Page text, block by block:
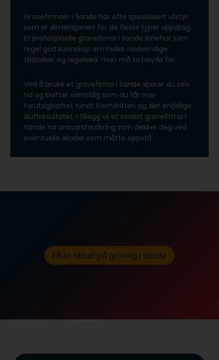
Gravefirmaer i Sande har ofte spesialisert utstyr
som er dimensjonert for de fleste typer oppdrag.
Et profesjonelle gravefirma i Sande innehar som
regel god kunnskap om hvilke nødvendige
tillatelser og regelverk man må ta høyde for.
Ved å bruke et gravefirma i Sande sparer du selv
tid og krefter samtidig som du får mer
forutsigbarhet rundt fremdriften og det endelige
sluttresultatet. I tillegg vil et seriøst gravefirma i
Sande ha ansvarsforsikring som dekker deg ved
eventuelle skader som måtte oppstå
Få et tilbud på graving i Sande